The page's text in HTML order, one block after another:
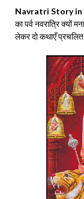
Navratri Story in
का पर्व नवरात्रि क्यों
लेकर दो कथाएँ